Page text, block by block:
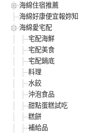
海綿住宿推薦
海綿好康便宜報妳知
海綿愛宅配
宅配海鮮
宅配美食
宅配鍋底
料理
水餃
沖泡食品
甜點蛋糕試吃
糕餅
補給品